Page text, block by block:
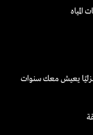
يعيش معك سنوات